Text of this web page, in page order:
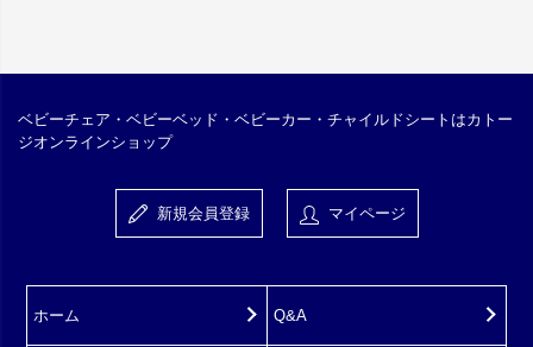
ベビーチェア・ベビーベッド・ベビーカー・チャイルドシートはカトー
ジオンラインショップ
新規会員登録 マイページ
ホーム Q&A